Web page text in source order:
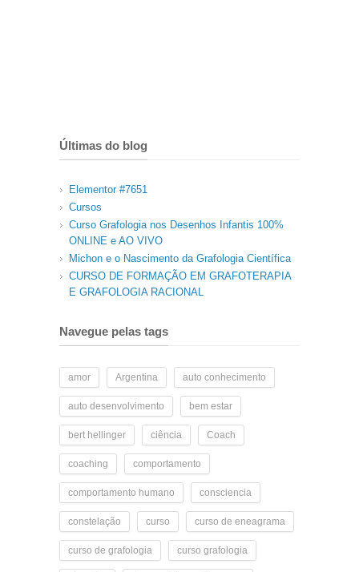
Últimas do blog
Elementor #7651
Cursos
Curso Grafologia nos Desenhos Infantis 100%
ONLINE e AO VIVO
Michon e o Nascimento da Grafologia Científica
CURSO DE FORMAÇÃO EM GRAFOTERAPIA
E GRAFOLOGIA RACIONAL
Navegue pelas tags
amor Argentina auto conhecimento
auto desenvolvimento bem estar
bert hellinger ciência Coach
coaching comportamento
comportamento humano consciencia
constelação curso curso de eneagrama
curso de grafologia curso grafologia